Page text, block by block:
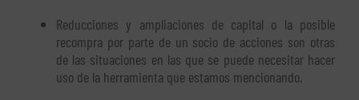
Reducciones y ampliaciones de capital o la posible
recompra por parte de un socio de acciones son otras
de las situaciones en las que se puede necesitar hacer
uso de la herramienta que estamos mencionando.